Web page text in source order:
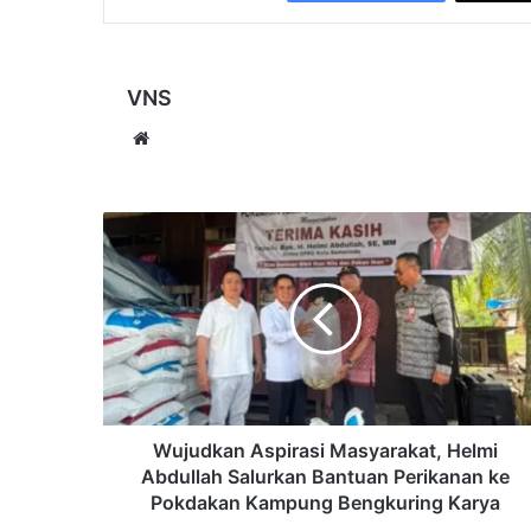
VNS
Wujudkan
Aspirasi
Masyarakat,
Helmi
Abdullah
Salurkan
Bantuan
Perikanan
ke
Pokdakan
Kampung
Bengkuring
Wujudkan Aspirasi Masyarakat, Helmi
Abdullah Salurkan Bantuan Perikanan ke
Pokdakan Kampung Bengkuring Karya